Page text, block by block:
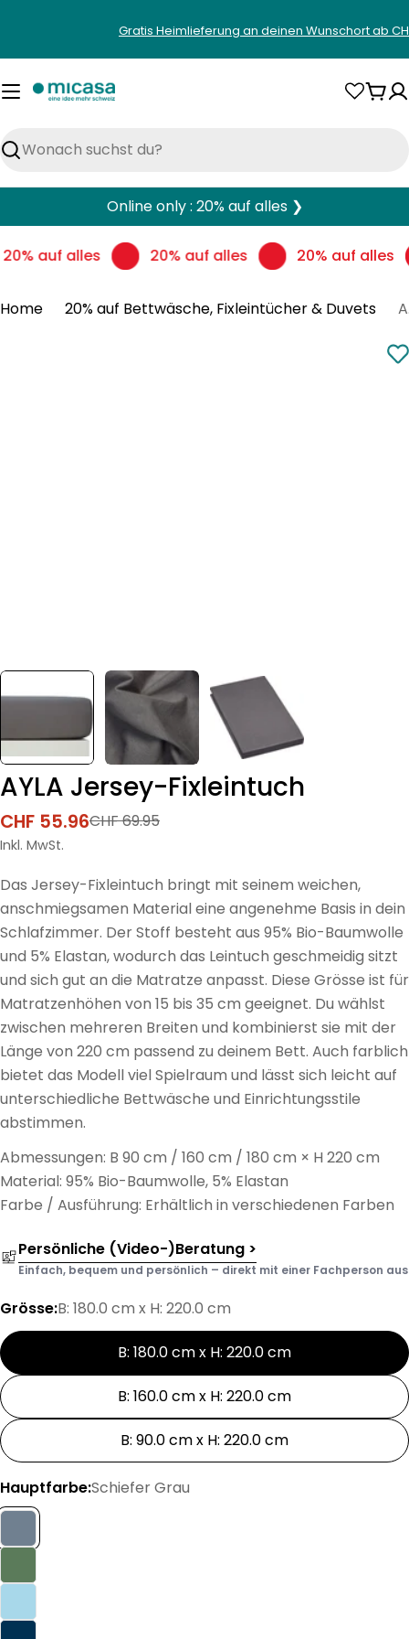
springen
Gratis Heimlieferung an deinen Wunschort ab
Suchen
Online only : 20% auf alles ❯
20% auf alles 20% auf alles 20% auf alles
Home 20% auf Bettwäsche, Fixleintücher & Duvets
AYLA Jersey-Fixleintuch
Verkaufspreis
CHF 55.96
Regulärer
Preis
CHF 69.95
Inkl. MwSt.
Das Jersey-Fixleintuch bringt mit seinem weichen,
anschmiegsamen Material eine angenehme Basis in dein
Schlafzimmer. Der Stoff besteht aus 95% Bio-Baumwolle
und 5% Elastan, wodurch das Leintuch geschmeidig sitzt
und sich gut an die Matratze anpasst. Diese Grösse ist für
Matratzenhöhen von 15 bis 35 cm geeignet. Du wählst
zwischen mehreren Breiten und kombinierst sie mit der
Länge von 220 cm passend zu deinem Bett. Auch farblich
bietet das Modell viel Spielraum und lässt sich leicht auf
unterschiedliche Bettwäsche und Einrichtungsstile
abstimmen.
Abmessungen: B 90 cm / 160 cm / 180 cm × H 220 cm
Material: 95% Bio-Baumwolle, 5% Elastan
Farbe / Ausführung: Erhältlich in verschiedenen Farben
Persönliche (Video-)Beratung >
Einfach, bequem und persönlich – direkt mit einer Fachperson aus
Grösse:B: 180.0 cm x H: 220.0 cm
B: 180.0 cm x H: 220.0 cm
B: 160.0 cm x H: 220.0 cm
B: 90.0 cm x H: 220.0 cm
Hauptfarbe:Schiefer Grau